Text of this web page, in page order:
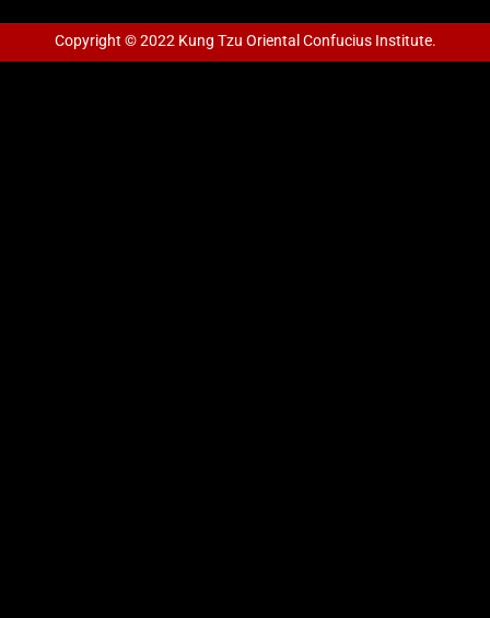
Copyright © 2022 Kung Tzu Oriental Confucius Institute.